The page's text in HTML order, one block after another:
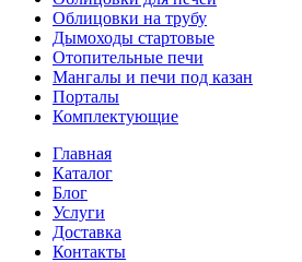
Облицовки на трубу
Дымоходы стартовые
Отопительные печи
Мангалы и печи под казан
Порталы
Комплектующие
Главная
Каталог
Блог
Услуги
Доставка
Контакты